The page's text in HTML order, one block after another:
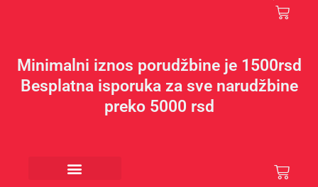
Cart
Minimalni iznos porudžbine je 1500rsd
Besplatna isporuka za sve narudžbine
preko 5000 rsd
Cart